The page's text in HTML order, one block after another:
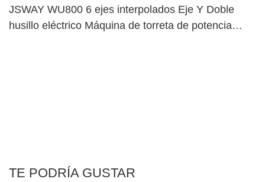
JSWAY WU800 6 ejes interpolados Eje Y Doble
husillo eléctrico Máquina de torreta de potencia
TE PODRÍA GUSTAR